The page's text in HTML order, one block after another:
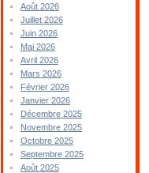
Août 2026
Juillet 2026
Juin 2026
Mai 2026
Avril 2026
Mars 2026
Février 2026
Janvier 2026
Décembre 2025
Novembre 2025
Octobre 2025
Septembre 2025
Août 2025